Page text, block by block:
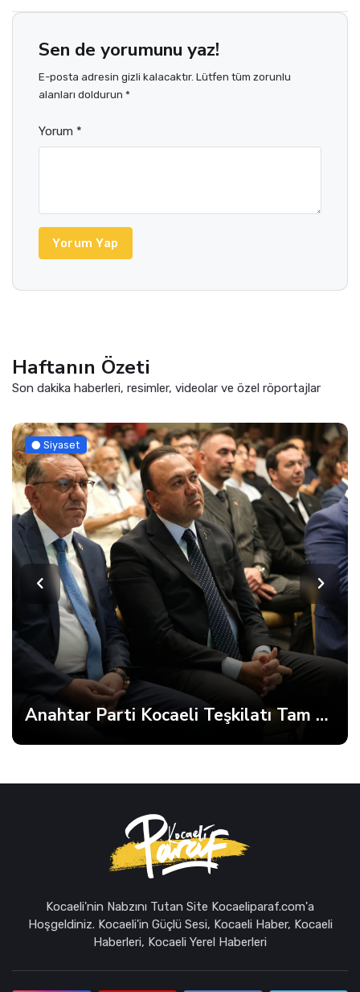
Sen de yorumunu yaz!
E-posta adresin gizli kalacaktır. Lütfen tüm zorunlu
alanları doldurun *
Yorum *
Yorum Yap
Haftanın Özeti
Son dakika haberleri, resimler, videolar ve özel röportajlar
Siyaset
Anahtar Parti Kocaeli Teşkilatı Tam Kadro Toplandı
Kocaeli'nin Nabzını Tutan Site Kocaeliparaf.com'a
Hoşgeldiniz. Kocaeli'in Güçlü Sesi, Kocaeli Haber, Kocaeli
Haberleri, Kocaeli Yerel Haberleri